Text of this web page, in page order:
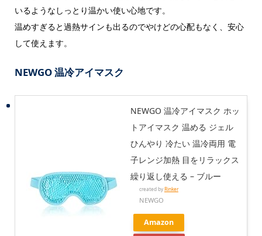
いるようなしっとり温かい使い心地です。
温めすぎると過熱サインも出るのでやけどの心配もなく、安心
して使えます。
NEWGO 温冷アイマスク
NEWGO 温冷アイマスク ホッ
トアイマスク 温める ジェル
ひんやり 冷たい 温冷両用 電
子レンジ加熱 目をリラックス
繰り返し使える – ブルー
created byRinker
NEWGO
Amazon